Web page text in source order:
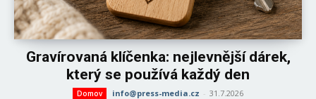
Gravírovaná klíčenka: nejlevnější dárek,
který se používá každý den
Domov info@press-media.cz - 31.7.2026